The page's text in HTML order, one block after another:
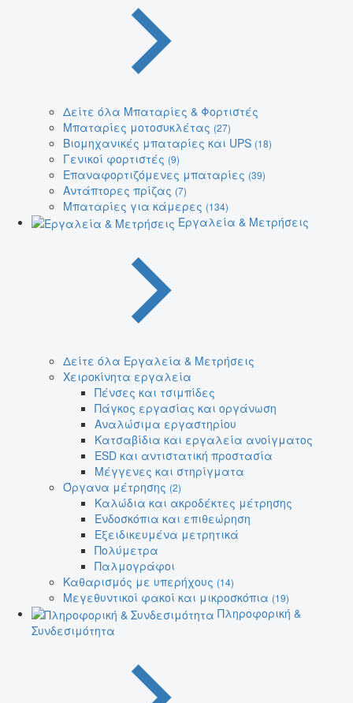
Δείτε όλα Μπαταρίες & Φορτιστές
Μπαταρίες μοτοσυκλέτας (27)
Βιομηχανικές μπαταρίες και UPS (18)
Γενικοί φορτιστές (9)
Επαναφορτιζόμενες μπαταρίες (39)
Αντάπτορες πρίζας (7)
Μπαταρίες για κάμερες (134)
Εργαλεία & Μετρήσεις
Δείτε όλα Εργαλεία & Μετρήσεις
Χειροκίνητα εργαλεία
Πένσες και τσιμπίδες
Πάγκος εργασίας και οργάνωση
Αναλώσιμα εργαστηρίου
Κατσαβίδια και εργαλεία ανοίγματος
ESD και αντιστατική προστασία
Μέγγενες και στηρίγματα
Όργανα μέτρησης (2)
Καλώδια και ακροδέκτες μέτρησης
Ενδοσκόπια και επιθεώρηση
Εξειδικευμένα μετρητικά
Πολύμετρα
Παλμογράφοι
Καθαρισμός με υπερήχους (14)
Μεγεθυντικοί φακοί και μικροσκόπια (19)
Πληροφορική &
Συνδεσιμότητα